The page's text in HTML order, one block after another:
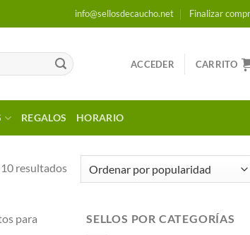
info@sellosdecaucho.net Finalizar
ACCEDER CARRITO
REGALOS HORARIO
resultadosOrdenado
por
para
SELLOS POR CATEGORÍAS